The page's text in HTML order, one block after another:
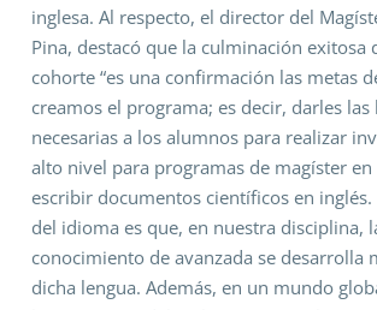
inglesa. Al respecto, el director del
Pina, destacó que la culminación exitosa
cohorte “es una confirmación las metas
creamos el programa; es decir, darles
necesarias a los alumnos para realizar
alto nivel para programas de magíster en
escribir documentos científicos en
del idioma es que, en nuestra disciplina,
conocimiento de avanzada se desarrolla
dicha lengua. Además, en un mundo